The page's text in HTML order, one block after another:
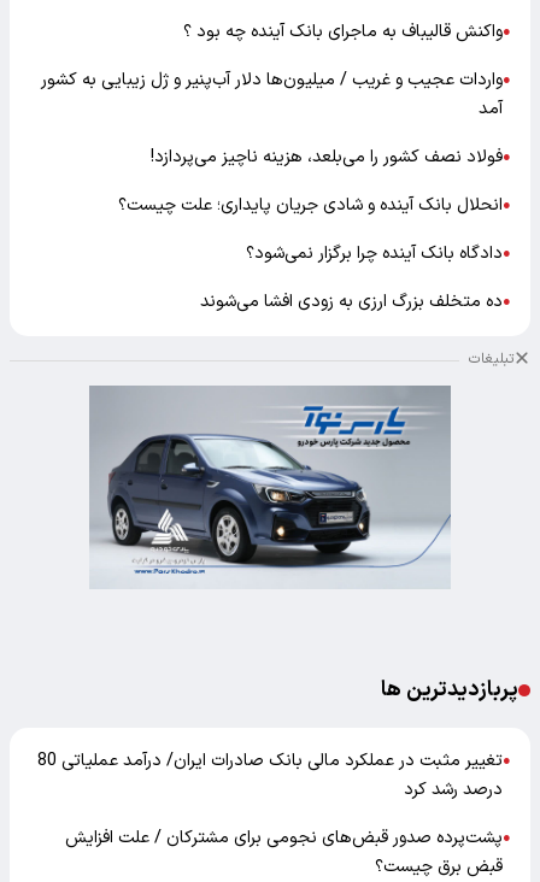
●واکنش قالیباف به ماجرای بانک آینده چه بود ؟
●واردات عجیب و غریب / میلیون‌ها دلار آب‌پنیر و ژل زیبایی به کشور
آمد
●فولاد نصف کشور را می‌بلعد، هزینه ناچیز می‌پردازد!
●انحلال بانک آینده و شادی جریان پایداری؛ علت چیست؟
●دادگاه بانک آینده چرا برگزار نمی‌شود؟
●ده متخلف بزرگ ارزی به زودی افشا می‌شوند
تبلیغات
پربازدیدترین ها
●
تغییر مثبت در عملکرد مالی بانک صادرات ایران/ درآمد عملیاتی 80
درصد رشد کرد
●پشت‌پرده صدور قبض‌های نجومی برای مشترکان / علت افزایش
قبض برق چیست؟